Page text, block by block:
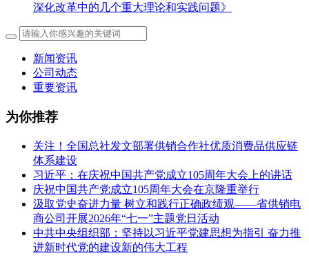
深化改革中的几个重大理论和实践问题》
新闻资讯
公司动态
重要资讯
为你推荐
关注！全国总社发文部署供销合作社优质消费品供应链
体系建设
习近平：在庆祝中国共产党成立105周年大会上的讲话
庆祝中国共产党成立105周年大会在京隆重举行
汲取党史奋进力量 树立和践行正确政绩观——省供销电
商公司开展2026年“七一”主题党日活动
中共中央组织部：坚持以习近平党建思想为指引 奋力推
进新时代党的建设新的伟大工程